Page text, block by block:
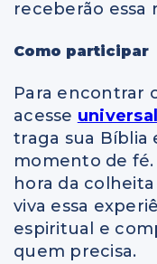
receberão essa
Como participar
Para encontrar
acesse
traga sua Bíblia
momento de fé.
hora da
viva essa
espiritual e
quem precisa.